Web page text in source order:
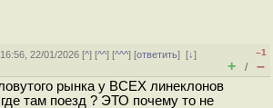
22/01/2026 [^] [^^] [^^^] [ответить][↓]
–1
+ / –
рынка у ВСЕХ линеклонов
там поезд ? ЭТО почему то не